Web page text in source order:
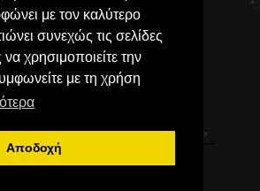
με τον καλύτερο
συνεχώς τις σελίδες
χρησιμοποιείτε την
με τη χρήση
Αποδοχή
ΤΟΠΟΘΕΣΙΑ
ΕΠΙΚΟΙΝΩΝΙΑ
ΒΙΒΛΙΟ ΕΠΙΣΚΕΠΤΩΝ
COOKIES & ΠΡΟΣΩΠΙΚΑ ΔΕΔΟΜΕΝΑ